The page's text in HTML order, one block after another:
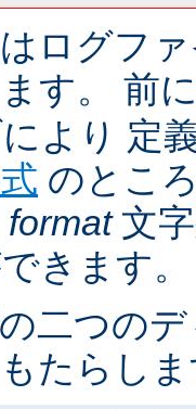
ログフ
す。 前
より 定
のとこ
format文
きます。
二つの
たらし